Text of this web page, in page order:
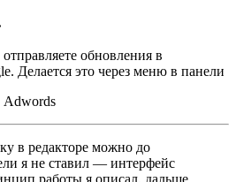
обновления в
Делается это через меню в панели
в редакторе можно до
я не ставил — интерфейс